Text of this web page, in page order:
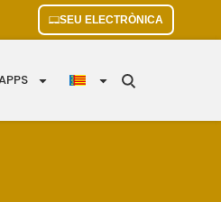
SEU ELECTRÒNICA